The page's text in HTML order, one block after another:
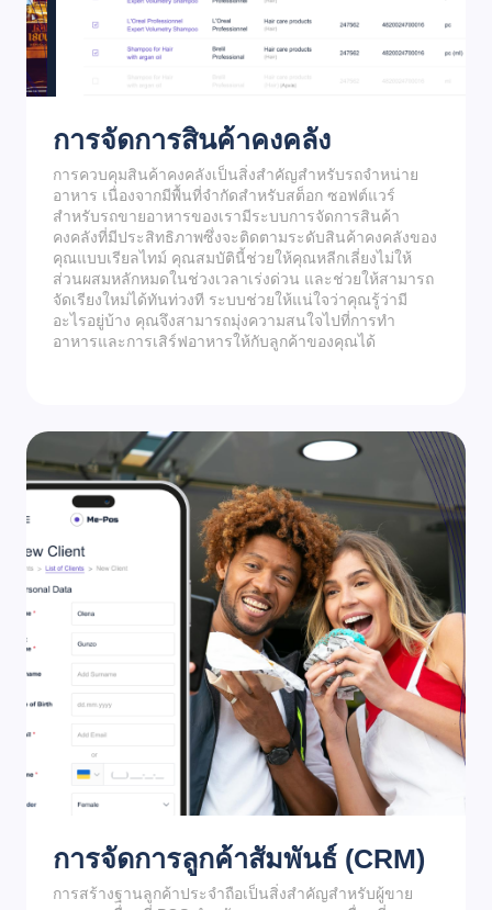
การจัดการสินค้าคงคลัง
การควบคุมสินค้าคงคลังเป็นสิ่งสำคัญสำหรับรถจำหน่าย
อาหาร เนื่องจากมีพื้นที่จำกัดสำหรับสต็อก ซอฟต์แวร์
สำหรับรถขายอาหารของเรามีระบบการจัดการสินค้า
คงคลังที่มีประสิทธิภาพซึ่งจะติดตามระดับสินค้าคงคลังของ
คุณแบบเรียลไทม์ คุณสมบัตินี้ช่วยให้คุณหลีกเลี่ยงไม่ให้
ส่วนผสมหลักหมดในช่วงเวลาเร่งด่วน และช่วยให้สามารถ
จัดเรียงใหม่ได้ทันท่วงที ระบบช่วยให้แน่ใจว่าคุณรู้ว่ามี
อะไรอยู่บ้าง คุณจึงสามารถมุ่งความสนใจไปที่การทำ
อาหารและการเสิร์ฟอาหารให้กับลูกค้าของคุณได้
การจัดการลูกค้าสัมพันธ์ (CRM)
การสร้างฐานลูกค้าประจำถือเป็นสิ่งสำคัญสำหรับผู้ขาย